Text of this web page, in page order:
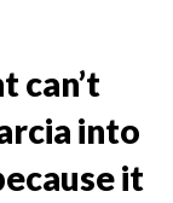
can’t
into
it